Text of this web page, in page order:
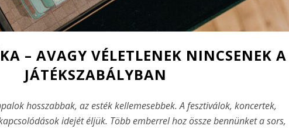
– AVAGY VÉLETLENEK NINCSENEK A
JÁTÉKSZABÁLYBAN
hosszabbak, az esték kellemesebbek. A fesztiválok, koncertek,
idejét éljük. Több emberrel hoz össze bennünket a sors,